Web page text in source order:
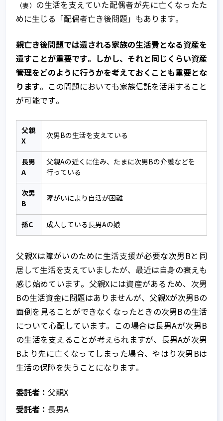
（妻） の生活を支えていた配偶者が先に亡くなったた
めに生じる「配偶者亡き後問題」もあります。
親亡き後問題では遺される家族の生活費となる資産を
遺すことが重要です。しかし、それと同じくらい資産
管理をどのように行うかを考えておくことも重要とな
ります。この問題においても家族信託を活用すること
が可能です。
父親
X
次男Bの生活を支えている
長男
A
父親Aの近くに住み、たまに次男Bの介護などを
行っている
次男
B
障がいにより自活が困難
孫C 成人している長男Aの娘
父親Xは障がいのために生活支援が必要な次男Bと同
居して生活を支えていましたが、最近は自身の衰えも
感じ始めています。父親Xには資産があるため、次男
Bの生活資金に問題はありませんが、父親Xが次男Bの
面倒を見ることができなくなったときの次男Bの生活
について心配しています。この場合は長男Aが次男B
の生活を支えることが考えられますが、長男Aが次男
Bより先に亡くなってしまった場合、やはり次男Bは
生活の保障を失うことになります。
委託者： 父親X
受託者： 長男A